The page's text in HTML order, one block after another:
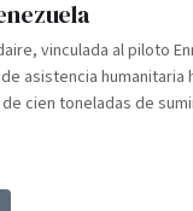
vinculada al piloto
asistencia humanitaria
cien toneladas de